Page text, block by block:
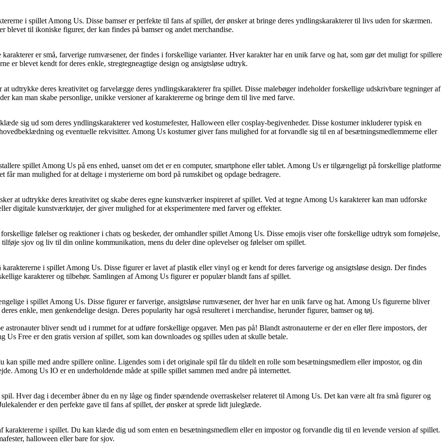
i spillet Among Us. Disse bamser er perfekte til fans af spillet, der ønsker at bringe deres yndlingskarakterer til livs uden for skærmen.
til ikoniske figurer, der kan findes på bamser og andet merchandise.
er små, farverige rumvæsener, der findes i forskellige varianter. Hver karakter har en unik farve og hat, som gør det muligt for spillere
er blevet kendt for deres enkle, stregtegneagtige design og ansigtsløse udtryk.
udtrykke deres kreativitet og farvelægge deres yndlingskarakterer fra spillet. Disse malebøger indeholder forskellige udskrivbare tegninger af
kan man skabe personlige, unikke versioner af karaktererne og bringe dem til live med farve.
sig ud som deres yndlingskarakterer ved kostumefester, Halloween eller cosplay-begivenheder. Disse kostumer inkluderer typisk en
og eventuelle rekvisitter. Among Us kostumer giver fans mulighed for at forvandle sig til en af besætningsmedlemmerne eller
spillet Among Us på ens enhed, uanset om det er en computer, smartphone eller tablet. Among Us er tilgængeligt på forskellige platforme
man mulighed for at deltage i mysterierne om bord på rumskibet og opdage bedragere.
at udtrykke deres kreativitet og skabe deres egne kunstværker inspireret af spillet. Ved at tegne Among Us karakterer kan man udforske
digitale kunstværktøjer, der giver mulighed for at eksperimentere med farver og effekter.
følelser og reaktioner i chats og beskeder, der omhandler spillet Among Us. Disse emojis viser ofte forskellige udtryk som fornøjelse,
sjov og liv til din online kommunikation, mens du deler dine oplevelser og følelser om spillet.
i spillet Among Us. Disse figurer er lavet af plastik eller vinyl og er kendt for deres farverige og ansigtsløse design. Der findes
karakterer og tilbehør. Samlingen af Among Us figurer er populær blandt fans af spillet.
i spillet Among Us. Disse figurer er farverige, ansigtsløse rumvæsener, der hver har en unik farve og hat. Among Us figurerne bliver
enkle, men genkendelige design. Deres popularity har også resulteret i merchandise, herunder figurer, bamser og tøj.
bliver sendt ud i rummet for at udføre forskellige opgaver. Men pas på! Blandt astronauterne er der en eller flere impostors, der
Free er den gratis version af spillet, som kan downloades og spilles uden at skulle betale.
spille med andre spillere online. Ligendes som i det originale spil får du tildelt en rolle som besætningsmedlem eller impostor, og din
Among Us IO er en underholdende måde at spille spillet sammen med andre på internettet.
Hver dag i december åbner du en ny låge og finder spændende overraskelser relateret til Among Us. Det kan være alt fra små figurer og
er den perfekte gave til fans af spillet, der ønsker at sprede lidt juleglæde.
i spillet. Du kan klæde dig ud som enten en besætningsmedlem eller en impostor og forvandle dig til en levende version af spillet.
halloween eller bare for sjov.